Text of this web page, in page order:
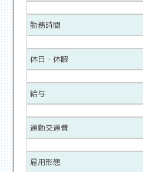
勤務時間
休日・休暇
給与
通勤交通費
雇用形態